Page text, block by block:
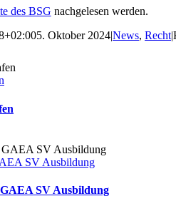
des BSG nachgelesen werden.
5. Oktober 2024|News, Recht|
SV Ausbildung
SV Ausbildung